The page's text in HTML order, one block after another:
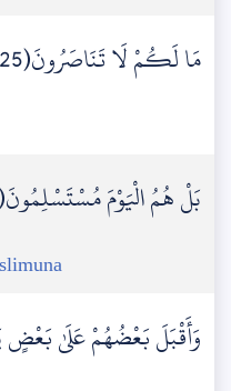
مَا لَكُمْ لَا تَنَاصَرُونَ(25)
بَلْ هُمُ الْيَوْمَ
وَأَقْبَلَ بَعْضُهُمْ عَلَىٰ بَعْضٍ